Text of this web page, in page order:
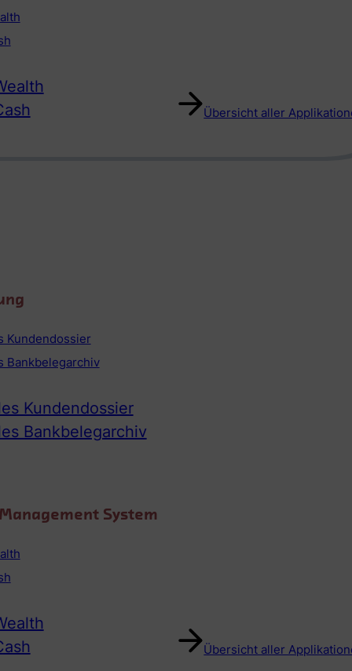
Übersicht aller
Kundendossier
Bankbelegarchiv
Kundendossier
Bankbelegarchiv
System
Übersicht aller